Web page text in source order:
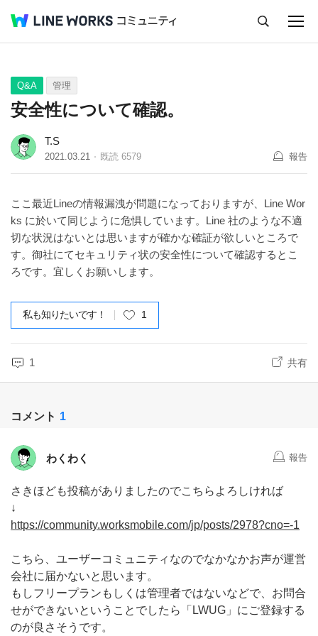
Q&A Tips Ideas
Q&A 管理
安全性について確認。
T.S
2021.03.21 既読 6579 報告
ここ最近Lineの情報漏洩が問題になっておりますが、Line Wor
ks に於いて同じように危惧しています。Line 社のような不適
切な状況はないとは思いますが確かな確証が欲しいところで
す。御社にてセキュリティ状の安全性について確認するとこ
ろです。宜しくお願いします。
私も知りたいです！ 1
1 共有
コメント 1
わくわく 報告
さきほども投稿がありましたのでこちらよろしければ
↓
https://community.worksmobile.com/jp/posts/2978?cno=-1
こちら、ユーザーコミュニティなのでなかなかお声が運営
会社に届かないと思います。
もしフリープランもしくは管理者ではないなどで、お問合
せができないということでしたら「LWUG」にご登録する
のが良さそうです。